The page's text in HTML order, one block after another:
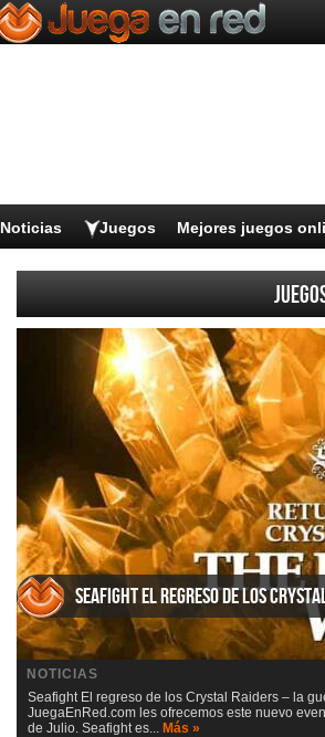
Noticias Juegos Mejores juegos
Seafight El regreso de los
NOTICIAS
Seafight El regreso de los Crystal Raiders – la
JuegaEnRed.com les ofrecemos este nuevo
de Julio. Seafight es... Más »